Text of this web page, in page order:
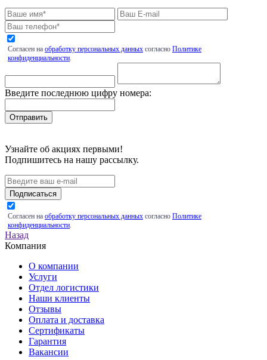
Согласен на обработку персональных данных согласно Политике
конфиденциальности.
Введите последнюю цифру номера:
Узнайте об акциях первыми!
Подпишитесь на нашу рассылку.
Подписаться
Согласен на обработку персональных данных согласно Политике
конфиденциальности.
Назад
Компания
О компании
Услуги
Отдел логистики
Наши клиенты
Отзывы
Оплата и доставка
Сертификаты
Гарантия
Вакансии